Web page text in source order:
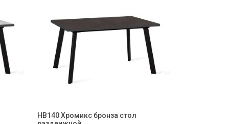
HB140 Хромикс бронза стол